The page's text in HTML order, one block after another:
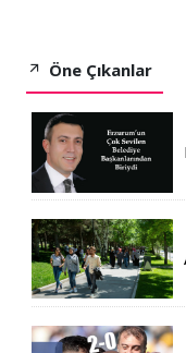
Öne Çıkanlar